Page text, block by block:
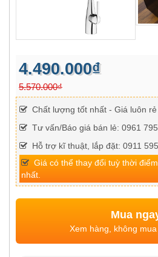
4.490.000₫
5.570.000₫
Chất lượng tốt nhất - Giá luôn
Tư vấn/Báo giá bán lẻ: 0961
Hỗ trợ kĩ thuật, lắp đặt: 0911
Giá có thể thay đổi tuỳ thời
nhất.
Mua
Xem hàng, không